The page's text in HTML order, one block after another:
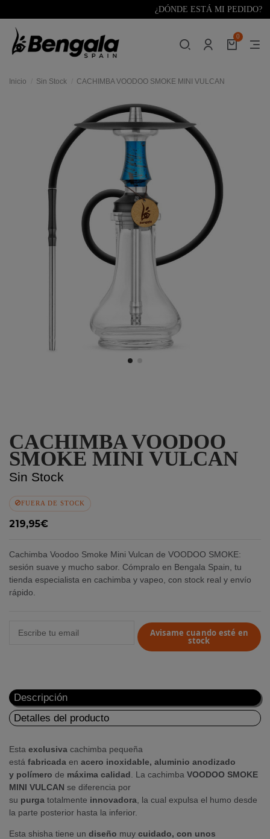
¿DÓNDE ESTÁ MI PEDIDO?
0
Inicio Sin Stock CACHIMBA VOODOO SMOKE MINI VULCAN
CACHIMBA VOODOO
SMOKE MINI VULCAN
Sin Stock
FUERA DE STOCK
219,95€
Cachimba Voodoo Smoke Mini Vulcan de VOODOO SMOKE:
sesión suave y mucho sabor. Cómpralo en Bengala Spain, tu
tienda especialista en cachimba y vapeo, con stock real y envío
rápido.
Avisame cuando esté en
stock
Descripción
Detalles del producto
Esta exclusiva cachimba pequeña
está fabricada en acero inoxidable, aluminio anodizado
y polímero de máxima calidad . La cachimba VOODOO SMOKE
MINI VULCAN se diferencia por
su purga totalmente innovadora , la cual expulsa el humo desde
la parte posterior hasta la inferior.
Esta shisha tiene un diseño muy cuidado, con unos